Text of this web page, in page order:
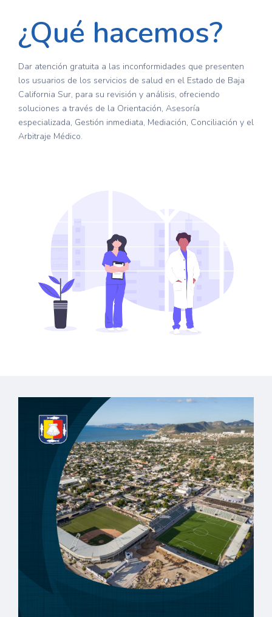
¿Qué hacemos?
Dar atención gratuita a las inconformidades que presenten
los usuarios de los servicios de salud en el Estado de Baja
California Sur, para su revisión y análisis, ofreciendo
soluciones a través de la Orientación, Asesoría
especializada, Gestión inmediata, Mediación, Conciliación y el
Arbitraje Médico.